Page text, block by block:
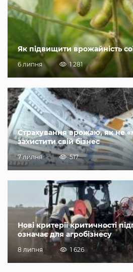
Як підвищити врожайність
6 липня 1 281
Страхування врожаю, як не
захистити свій бізнес
7 липня 517
Нові критерії критичності
означає для агробізнесу
8 липня 1 626